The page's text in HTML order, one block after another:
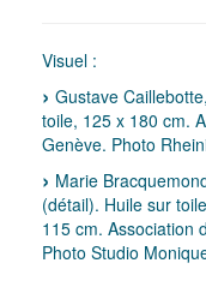
Visuel :
Gustave Caillebotte,
toile, 125 x 180 cm.
Genève. Photo
Marie
(détail). Huile sur
115 cm. Association
Photo Studio